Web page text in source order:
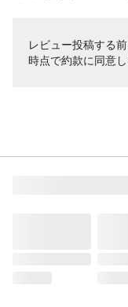
レビュー投稿する
時点で約款に同意